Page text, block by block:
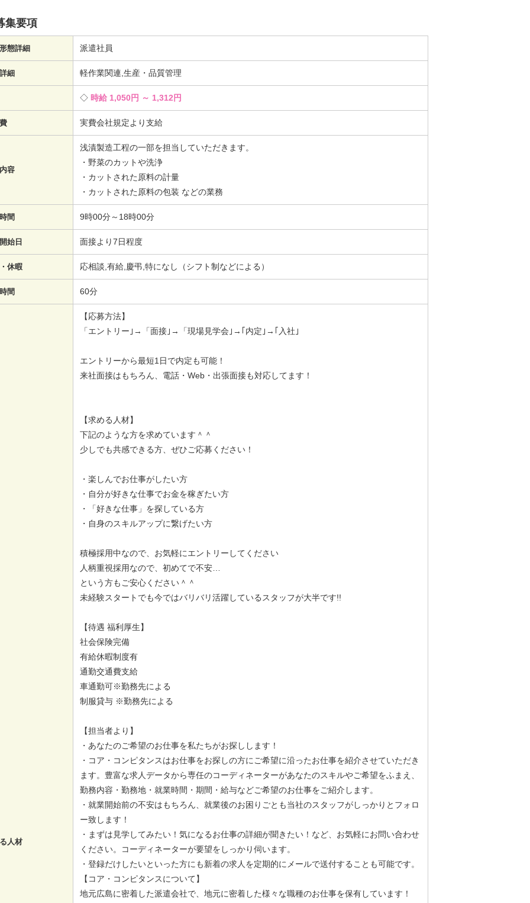
集要項
態詳細 派遣社員
細 軽作業関連,生産・品質管理
時給 1,050円 ～ 1,312円
実費会社規定より支給
容
浅漬製造工程の一部を担当していただきます。
・野菜のカットや洗浄
・カットされた原料の計量
・カットされた原料の包装 などの業務
間 9時00分～18時00分
始日 面接より7日程度
休暇 応相談,有給,慶弔,特になし（シフト制などによる）
間 60分
人材
【応募方法】
「エントリー｣→「面接｣→「現場見学会｣→｢内定｣→｢入社｣
エントリーから最短1日で内定も可能！
来社面接はもちろん、電話・Web・出張面接も対応してます！
【求める人材】
下記のような方を求めています＾＾
少しでも共感できる方、ぜひご応募ください！
・楽しんでお仕事がしたい方
・自分が好きな仕事でお金を稼ぎたい方
・「好きな仕事」を探している方
・自身のスキルアップに繋げたい方
積極採用中なので、お気軽にエントリーしてください
人柄重視採用なので、初めてで不安…
という方もご安心ください＾＾
未経験スタートでも今ではバリバリ活躍しているスタッフが大半です!!
【待遇 福利厚生】
社会保険完備
有給休暇制度有
通勤交通費支給
車通勤可※勤務先による
制服貸与 ※勤務先による
【担当者より】
・あなたのご希望のお仕事を私たちがお探しします！
・コア・コンピタンスはお仕事をお探しの方にご希望に沿ったお仕事を紹介させていただき
ます。豊富な求人データから専任のコーディネーターがあなたのスキルやご希望をふまえ、
勤務内容・勤務地・就業時間・期間・給与などご希望のお仕事をご紹介します。
・就業開始前の不安はもちろん、就業後のお困りごとも当社のスタッフがしっかりとフォロ
ー致します！
・まずは見学してみたい！気になるお仕事の詳細が聞きたい！など、お気軽にお問い合わせ
ください。コーディネーターが要望をしっかり伺います。
・登録だけしたいといった方にも新着の求人を定期的にメールで送付することも可能です。
【コア・コンピタンスについて】
地元広島に密着した派遣会社で、地元に密着した様々な職種のお仕事を保有しています！